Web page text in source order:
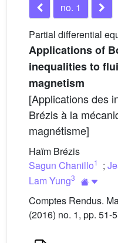
no. 1
Partial differential
Applications of
inequalities to
magnetism
[Applications des
Brézis à la
magnétisme]
Haïm Brézis
Sagun Chanillo1 ;
Lam Yung3
Comptes Rendus.
(2016) no. 1, pp. 51-